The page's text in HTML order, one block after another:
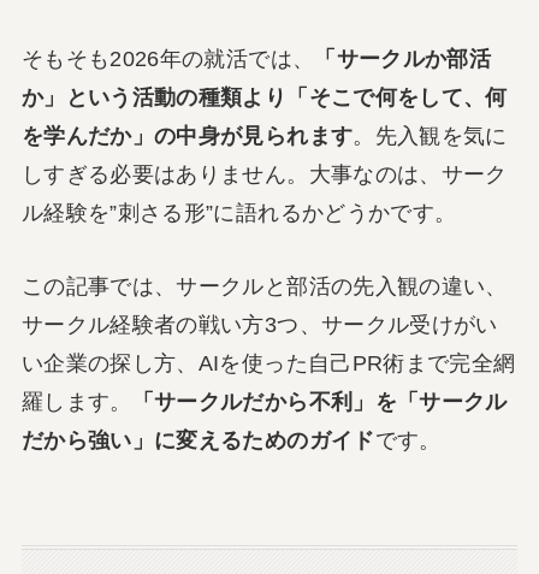
そもそも2026年の就活では、
「サークルか部活
か」という活動の種類より「そこで何をして、何
を学んだか」の中身が見られます。先入観を気に
しすぎる必要はありません。大事なのは、サーク
ル経験を”刺さる形”に語れるかどうかです。
この記事では、サークルと部活の先入観の違い、
サークル経験者の戦い方3つ、サークル受けがい
い企業の探し方、AIを使った自己PR術まで完全網
羅します。
「サークルだから不利」を「サークル
だから強い」に変えるためのガイドです。